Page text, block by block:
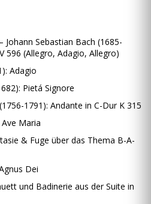
Johann Sebastian Bach (1685-
596 (Allegro, Adagio, Allegro)
Adagio
Pietá Signore
1791): Andante in C-Dur K 315
Maria
& Fuge über das Thema B-A-
Dei
und Badinerie aus der Suite in